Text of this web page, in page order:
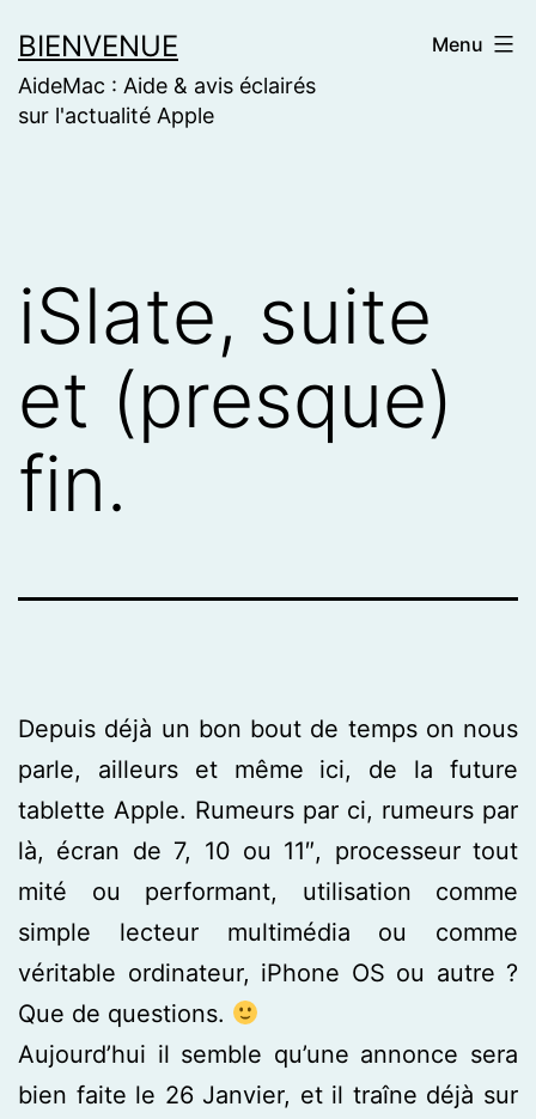
to
content
BIENVENUE
AideMac : Aide & avis éclairés
sur l'actualité Apple
Menu
iSlate, suite
et (presque)
fin.
Depuis déjà un bon bout de temps on nous
parle, ailleurs et même ici, de la future
tablette Apple. Rumeurs par ci, rumeurs par
là, écran de 7, 10 ou 11″, processeur tout
mité ou performant, utilisation comme
simple lecteur multimédia ou comme
véritable ordinateur, iPhone OS ou autre ?
Que de questions.
Aujourd’hui il semble qu’une annonce sera
bien faite le 26 Janvier, et il traîne déjà sur